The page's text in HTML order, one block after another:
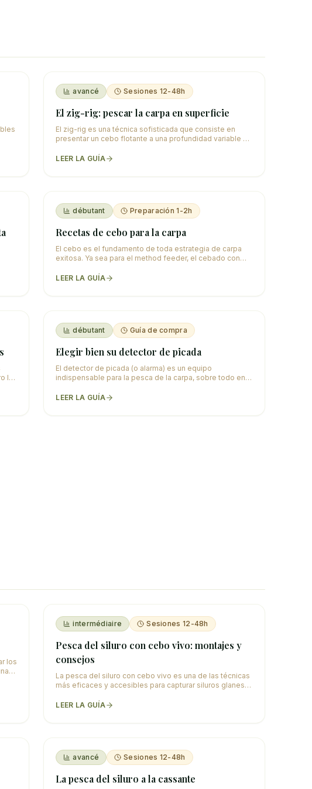
avancé Sesiones 12-48h
El zig-rig: pescar la carpa en superficie
El zig-rig es una técnica sofisticada que consiste en
presentar un cebo flotante a una profundidad variable en
LEER LA GUÍA
débutant Preparación 1-2h
Recetas de cebo para la carpa
El cebo es el fundamento de toda estrategia de carpa
exitosa. Ya sea para el method feeder, el cebado con
LEER LA GUÍA
las
débutant Guía de compra
Elegir bien su detector de picada
El detector de picada (o alarma) es un equipo
indispensable para la pesca de la carpa, sobre todo en
LEER LA GUÍA
los
intermédiaire Sesiones 12-48h
Pesca del siluro con cebo vivo: montajes y
consejos
La pesca del siluro con cebo vivo es una de las técnicas
más eficaces y accesibles para capturar siluros glanes.
LEER LA GUÍA
avancé Sesiones 12-48h
La pesca del siluro a la cassante